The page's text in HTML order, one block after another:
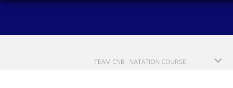
TEAM CNB : NATATION COURSE